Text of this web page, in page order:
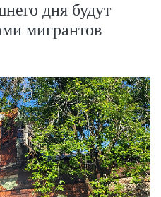
дня будут
мигрантов